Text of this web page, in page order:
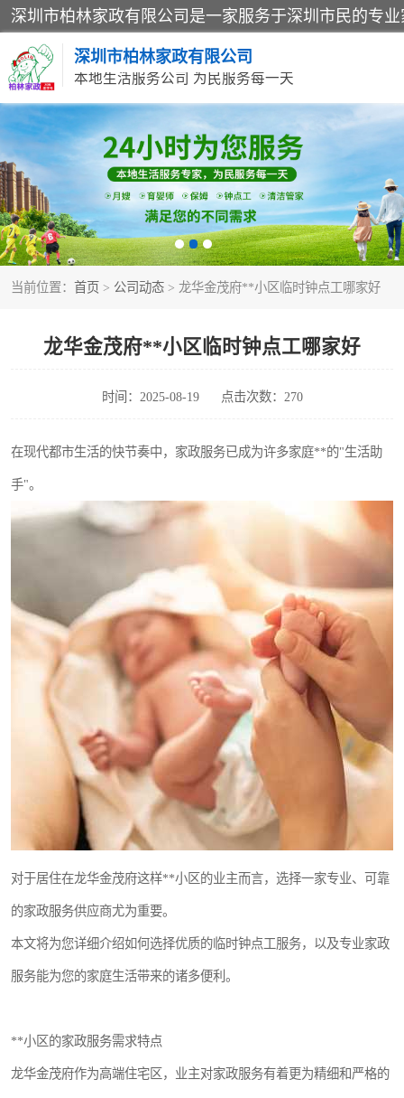
深圳市柏林家政有限公司
本地生活服务公司 为民服务每一天
当前位置： 首页 > 公司动态 > 龙华金茂府**小区临时钟点工哪家好
龙华金茂府**小区临时钟点工哪家好
时间：2025-08-19 点击次数：270
在现代都市生活的快节奏中，家政服务已成为许多家庭**的"生活助
手"。
对于居住在龙华金茂府这样**小区的业主而言，选择一家专业、可靠
的家政服务供应商尤为重要。
本文将为您详细介绍如何选择优质的临时钟点工服务，以及专业家政
服务能为您的家庭生活带来的诸多便利。
**小区的家政服务需求特点
龙华金茂府作为高端住宅区，业主对家政服务有着更为精细和严格的
家居保洁
家庭保姆